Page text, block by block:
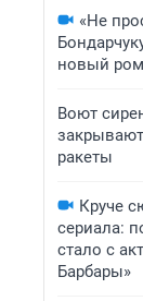
«Не
новый
Воют
ракеты
Круче
сериала:
стало с
Барбары»